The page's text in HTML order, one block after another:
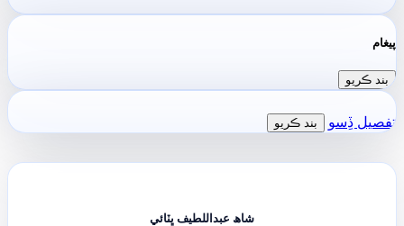
پيغام
بند ڪريو
تفصيل ڏِسو بند ڪريو
شاھ عبداللطيف ڀٽائي